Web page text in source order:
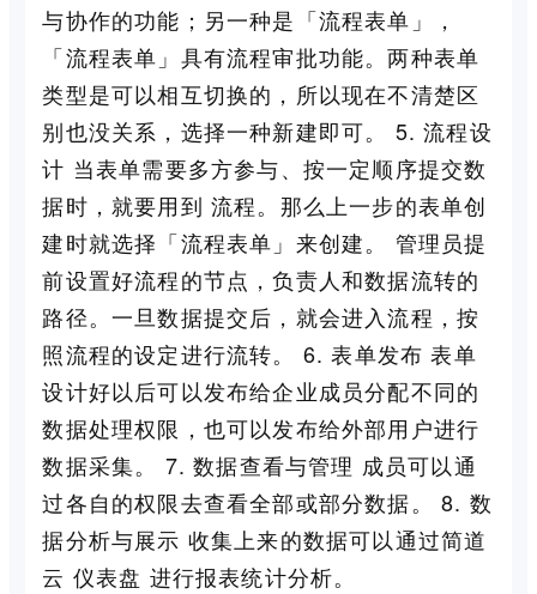
与协作的功能；另一种是「流程表单」，
「流程表单」具有流程审批功能。两种表单
类型是可以相互切换的，所以现在不清楚区
别也没关系，选择一种新建即可。 5. 流程设
计 当表单需要多方参与、按一定顺序提交数
据时，就要用到 流程。那么上一步的表单创
建时就选择「流程表单」来创建。 管理员提
前设置好流程的节点，负责人和数据流转的
路径。一旦数据提交后，就会进入流程，按
照流程的设定进行流转。 6. 表单发布 表单
设计好以后可以发布给企业成员分配不同的
数据处理权限，也可以发布给外部用户进行
数据采集。 7. 数据查看与管理 成员可以通
过各自的权限去查看全部或部分数据。 8. 数
据分析与展示 收集上来的数据可以通过简道
云 仪表盘 进行报表统计分析。